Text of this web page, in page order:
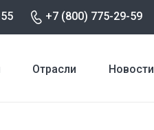
+7 (800) 775-29-59
Отрасли Новости